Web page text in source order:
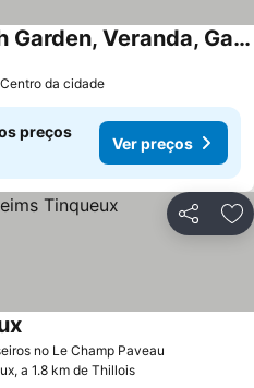
2 Bedroom House With Garden, Veranda, Garage And Bikes Available
da cidade
preços
Ver preços
Partilhar
no Le Champ Paveau
a 1.8 km de Thillois